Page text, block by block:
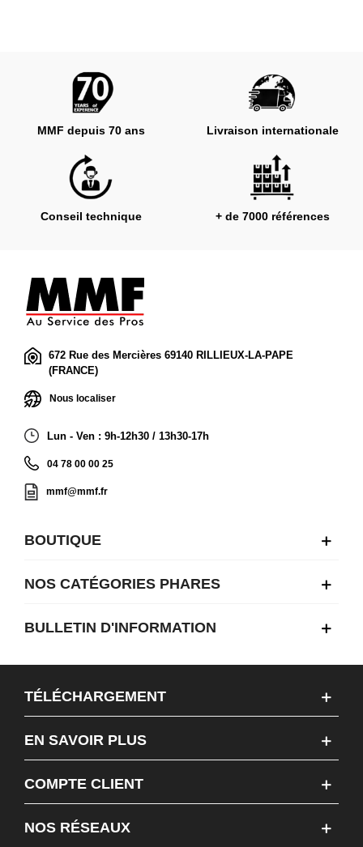
MMF depuis 70 ans Livraison internationale
Conseil technique + de 7000 références
672 Rue des Mercières 69140 RILLIEUX-LA-PAPE
(FRANCE)
Nous localiser
Lun - Ven : 9h-12h30 / 13h30-17h
04 78 00 00 25
mmf@mmf.fr
BOUTIQUE
NOS CATÉGORIES PHARES
BULLETIN D'INFORMATION
TÉLÉCHARGEMENT
EN SAVOIR PLUS
COMPTE CLIENT
NOS RÉSEAUX